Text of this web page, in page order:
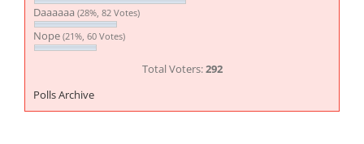
Daaaaaa (28%, 82 Votes)
Nope (21%, 60 Votes)
Total Voters:292
Polls Archive